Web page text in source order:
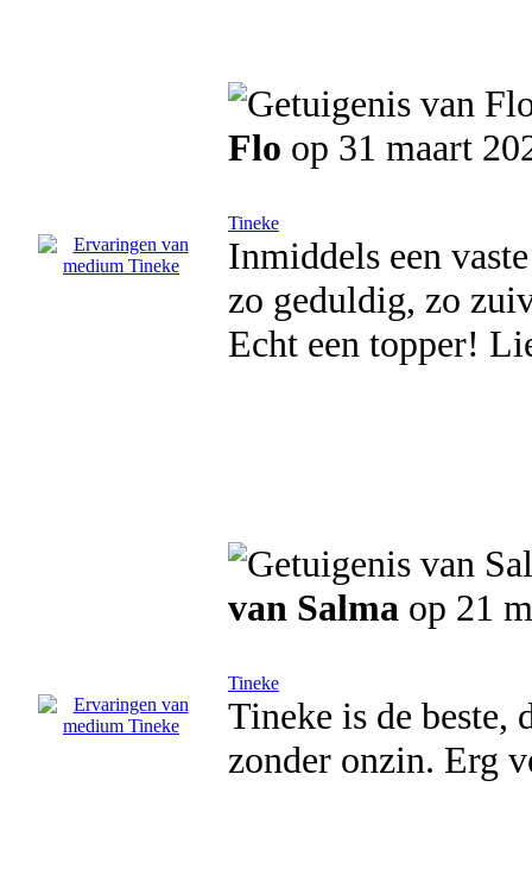
Flo op 31 maart
Tineke
Inmiddels een
zo geduldig, zo
Echt een topper!
van Salma op 21
Tineke
Tineke is de beste,
zonder onzin. Erg